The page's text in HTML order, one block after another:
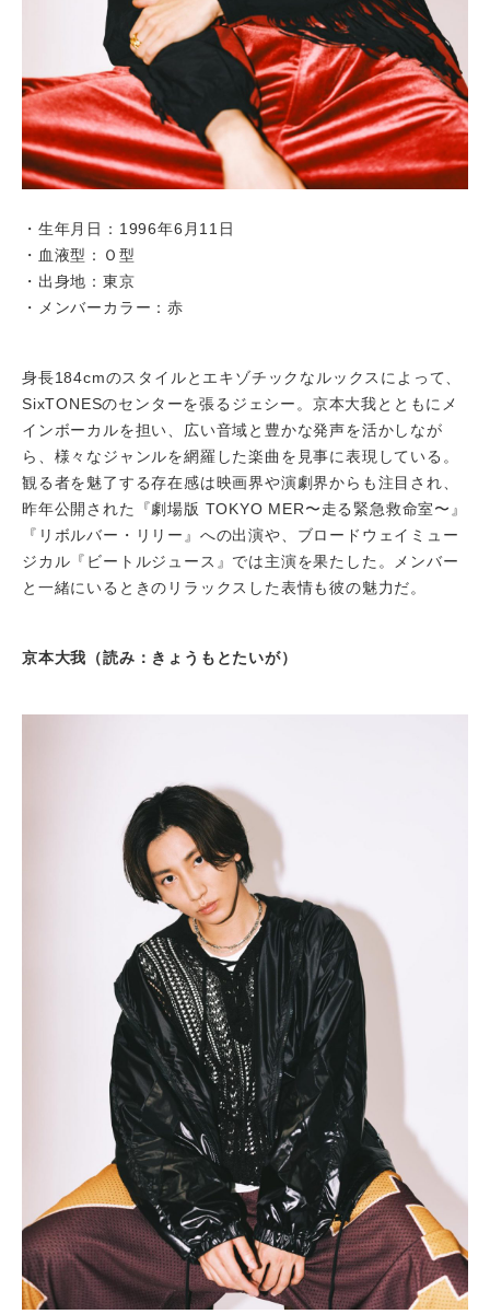
・生年月日：1996年6月11日
・血液型：Ｏ型
・出身地：東京
・メンバーカラー：赤
身長184cmのスタイルとエキゾチックなルックスによって、
SixTONESのセンターを張るジェシー。京本大我とともにメ
インボーカルを担い、広い音域と豊かな発声を活かしなが
ら、様々なジャンルを網羅した楽曲を見事に表現している。
観る者を魅了する存在感は映画界や演劇界からも注目され、
昨年公開された『劇場版 TOKYO MER〜走る緊急救命室〜』
『リボルバー・リリー』への出演や、ブロードウェイミュー
ジカル『ビートルジュース』では主演を果たした。メンバー
と一緒にいるときのリラックスした表情も彼の魅力だ。
京本大我（読み：きょうもとたいが）